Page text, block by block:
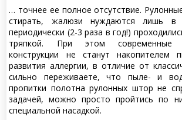
… точнее ее полное отсутствие.
стирать, жалюзи нуждаются лишь
периодически (2-3 раза в год!)
тряпкой. При этом современные
конструкции не станут накопителем
развития аллергии, в отличие от
сильно переживаете, что пыле- и
пропитки полотна рулонных штор не
задачей, можно просто пройтись по
специальной насадкой.